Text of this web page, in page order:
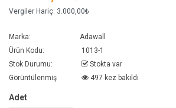
Vergiler Hariç: 3.000,00₺
Marka:
Adawall
Ürün Kodu:
1013-1
Stok Durumu:
Stokta var
Görüntülenmiş
497 kez bakıldı
Adet